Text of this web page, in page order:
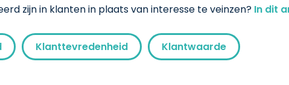
zijn in klanten in plaats van interesse te veinzen? In dit
Klanttevredenheid Klantwaarde